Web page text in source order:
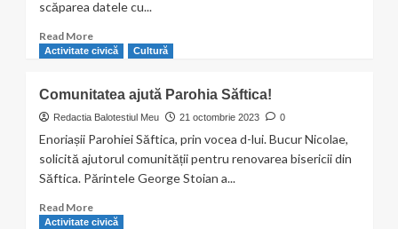
scăparea datele cu...
Read MoreRead
more
responsabil
cu
Protecția
datelor
caracter
recidivează!
Activitate civică Cultură
Comunitatea ajută Parohia Săftica!
Redactia Balotestiul Meu 21 octombrie 2023 0
Enoriașii Parohiei Săftica, prin vocea d-lui. Bucur Nicolae,
solicită ajutorul comunității pentru renovarea bisericii din
Săftica. Părintele George Stoian a...
Read MoreRead
more
Activitate civică